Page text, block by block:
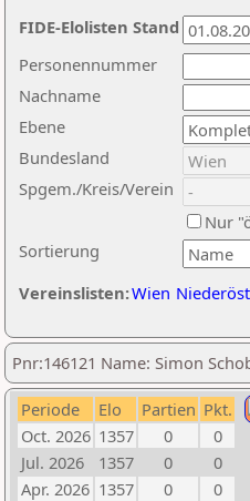
Nachname
Ebene
Sortierung
Personennummer
Bundesland
Spgem./Kreis/Verein
Nur
Vereinslisten:Wien
FIDE-Elolisten Stand
Pnr:146121 Name: Simon
Periode Elo Partien Pkt.
Oct. 2026 1357 0
0
Jul. 2026
1357 0
0
Apr. 2026 1357 0
0